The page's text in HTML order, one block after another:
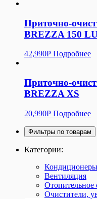
Приточно-
BREZZA 150
42,990Р Подробнее
Приточно-
BREZZA XS
20,990Р Подробнее
Фильтры по товарам
Категории:
Кондиционеры
Вентиляция
Отопительное
Очистители,